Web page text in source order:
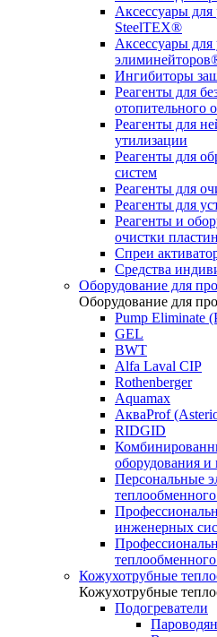
Аксессуары для
SteelTEX®
Аксессуары для
Ингибиторы
Реагенты для
отопительного
Реагенты для
утилизации
Реагенты для
систем
Реагенты для
Реагенты для
Реагенты и
очистки
Спреи
Средства
Оборудование для
Оборудование для
Pump Eliminate
GEL
BWT
Alfa Laval CIP
Rothenberger
Aquamax
АкваProf
RIDGID
оборудования
Персональные
инженерных
Кожухотрубные
Кожухотрубные
Подогреватели